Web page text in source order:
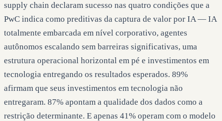
supply chain declaram sucesso nas quatro condições que a
PwC indica como preditivas da captura de valor por IA — IA
totalmente embarcada em nível corporativo, agentes
autônomos escalando sem barreiras significativas, uma
estrutura operacional horizontal em pé e investimentos em
tecnologia entregando os resultados esperados. 89%
afirmam que seus investimentos em tecnologia não
entregaram. 87% apontam a qualidade dos dados como a
restrição determinante. E apenas 41% operam com o modelo